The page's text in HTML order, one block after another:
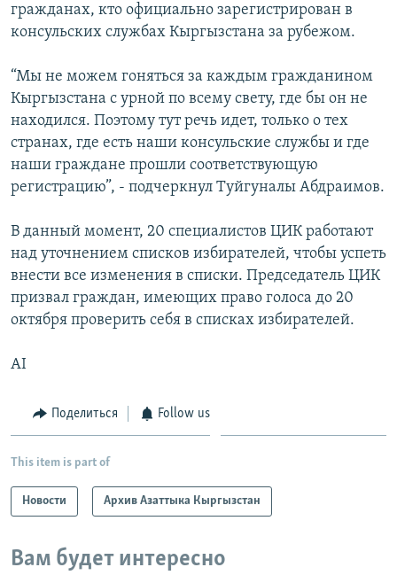
гражданах, кто официально зарегистрирован в
консульских службах Кыргызстана за рубежом.
“Мы не можем гоняться за каждым гражданином
Кыргызстана с урной по всему свету, где бы он не
находился. Поэтому тут речь идет, только о тех
странах, где есть наши консульские службы и где
наши граждане прошли соответствующую
регистрацию”, - подчеркнул Туйгуналы Абдраимов.
В данный момент, 20 специалистов ЦИК работают
над уточнением списков избирателей, чтобы успеть
внести все изменения в списки. Председатель ЦИК
призвал граждан, имеющих право голоса до 20
октября проверить себя в списках избирателей.
AI
Поделиться Follow us
This item is part of
Новости Архив Азаттыка Кыргызстан
Вам будет интересно